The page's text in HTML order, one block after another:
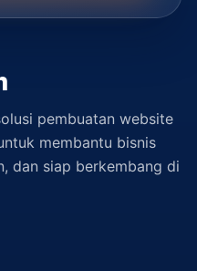
pembuatan website
membantu bisnis
dan siap berkembang di